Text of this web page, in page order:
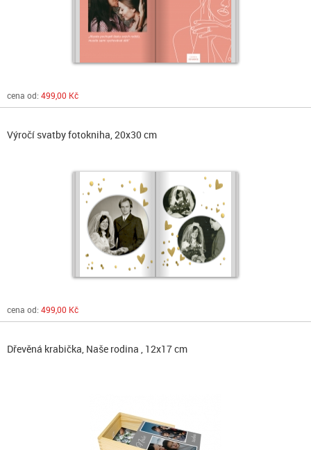
cena od: 499,00 Kč
Výročí svatby fotokniha, 20x30 cm
cena od: 499,00 Kč
Dřevěná krabička, Naše rodina , 12x17 cm